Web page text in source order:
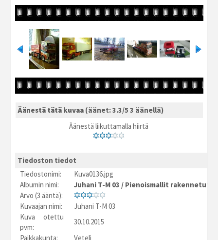
Äänestä tätä kuvaa (äänet: 3.3/5 3 äänellä)
Äänestä liikuttamalla hiirtä
Tiedoston tiedot
Tiedostonimi:
Kuva0136.jpg
Albumin nimi:
Juhani T-M 03 / Pienoismallit rakennetut
Arvo (3 ääntä):
Kuvaajan nimi:
Juhani T-M 03
Kuva otettu
pvm:
30.10.2015
Paikkakunta:
Veteli